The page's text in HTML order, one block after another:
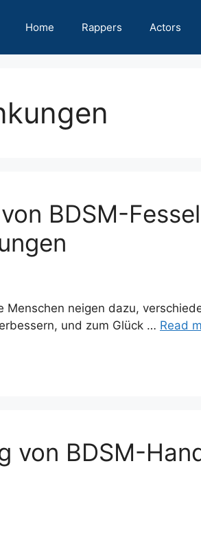
Home Rappers Actors
BDSM-
Menschen neigen dazu,
und zum Glück … Read
von BDSM-